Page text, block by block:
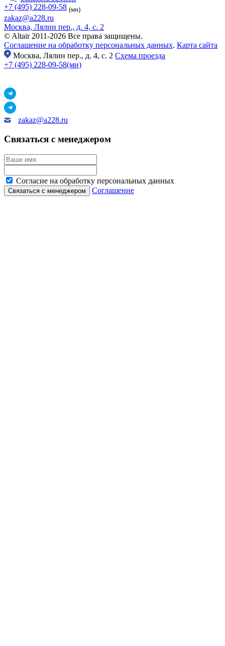
+7 (495) 228-09-58 (мн)
zakaz@a228.ru
Москва, Лялин пер., д. 4, с. 2
© Altair 2011-2026 Все права защищены.
Соглашение на обработку персональных данных. Карта сайта
Москва, Лялин пер., д. 4, с. 2 Схема проезда
+7 (495) 228-09-58(мн)
zakaz@a228.ru
Связаться с менеджером
Согласие на обработку персональных данных
Соглашение